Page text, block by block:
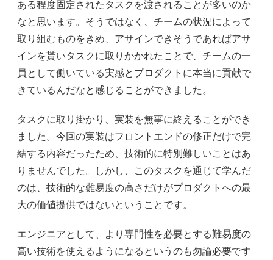
ある程度固定されたタスクを渡されることが多いのか
なと思います。そうではなく、チームの状況によって
取り組むものをきめ、アサインできそうであればアサ
インを貰いタスクに取りかかれたことで、チームの一
員として働いている実感とプロダクトに本当に貢献で
きているんだなと感じることができました。
タスクに取り掛かり、実装を無事に終えることができ
ました。今回の実装はフロントエンドの修正だけで完
結する内容だったため、技術的に特別難しいことはあ
りませんでした。しかし、このタスクを通じて学んだ
のは、技術的な難易度の高さだけがプロダクトへの最
大の価値提供ではないということです。
エンジニアとして、より専門性を必要とする難易度の
高い技術を使えるようになるというのも勿論必要です